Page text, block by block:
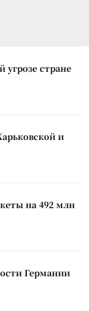
угрозе стране
и
на 492 млн
Германии